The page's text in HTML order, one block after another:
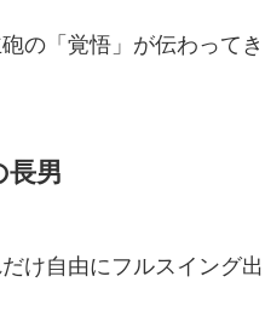
の「覚悟」が伝わってき
長男
け自由にフルスイング出